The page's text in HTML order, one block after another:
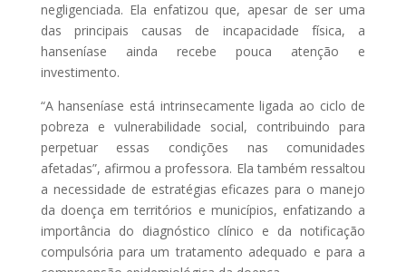
negligenciada. Ela enfatizou que, apesar de ser uma
das principais causas de incapacidade física, a
hanseníase ainda recebe pouca atenção e
investimento.
“A hanseníase está intrinsecamente ligada ao ciclo de
pobreza e vulnerabilidade social, contribuindo para
perpetuar essas condições nas comunidades
afetadas”, afirmou a professora. Ela também ressaltou
a necessidade de estratégias eficazes para o manejo
da doença em territórios e municípios, enfatizando a
importância do diagnóstico clínico e da notificação
compulsória para um tratamento adequado e para a